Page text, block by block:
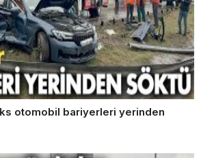
otomobil bariyerleri yerinden